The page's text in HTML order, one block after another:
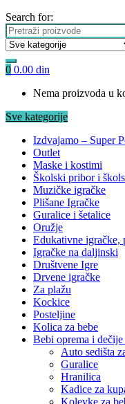
Search for:
0 0.00 din
Nema proizvoda u
Sve kategorije
Izdvajamo – Super
Outlet
Maske i kostimi
Školski pribor i
Muzičke igračke
Plišane Igračke
Guralice i šetalice
Oružje
Edukativne igračke,
Igračke na daljinski
Društvene Igre
Drvene igračke
Za plažu
Kockice
Posteljine
Kolica za bebe
Bebi oprema i dečije
Auto sedišta
Guralice
Hranilica
Kadice za
Kolevke za